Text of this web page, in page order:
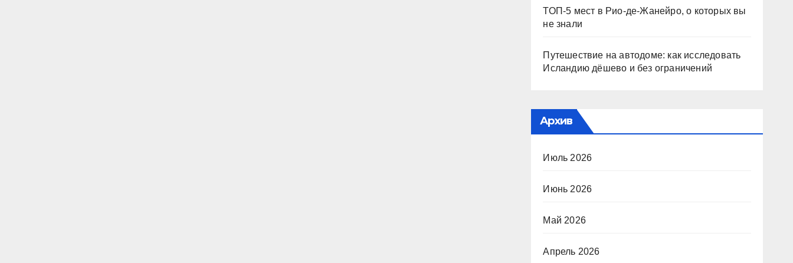
ТОП-5 мест в Рио-де-Жанейро, о которых вы
не знали
Путешествие на автодоме: как исследовать
Исландию дёшево и без ограничений
Архив
Июль 2026
Июнь 2026
Май 2026
Апрель 2026